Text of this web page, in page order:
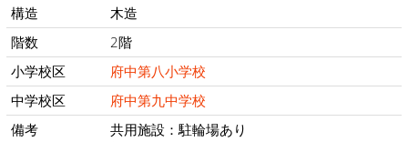
構造
木造
階数
2階
小学校区
府中第八小学校
中学校区
府中第九中学校
備考
共用施設：駐輪場あり